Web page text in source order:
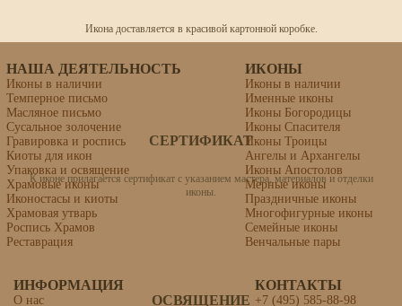
Икона доставляется в красивой картонной коробке.
СЕРТИФИКАТ
К иконе прилагается сертификат с указанием мастера, материалов и отделки
иконы.
ОСВЯЩЕНИЕ
липовая доска, левкас, темпера, золочение
НАША ДЕЯТЕЛЬНОСТЬ
Иконы в наличии
Темперное письмо
Масляное письмо
Сусальное золочение
Гравировка и роспись
Киоты для икон
Упаковка и освящение
Храмовые иконы
Иконостасы и киоты
Храмовая утварь
Роспись Храмов
Реставрация
ИКОНЫ
Иконы в наличии
Именные иконы
Иконы Богородицы
Иконы Спасителя
Иконы Троицы
Ангелы и Архангелы
Иконы Апостолов
Мерные иконы
Праздничные иконы
Многофигурные иконы
Семейные иконы
Венчальные пары
ИНФОРМАЦИЯ
О нас
КОНТАКТЫ
+7 (495) 585-88-98